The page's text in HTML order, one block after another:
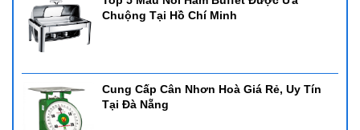
Chuộng Tại Hồ Chí Minh
Cung Cấp Cân Nhơn Hoà Giá Rẻ, Uy Tín
Tại Đà Nẵng